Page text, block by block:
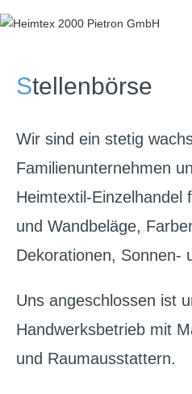
Stellenbörse
Wir sind ein stetig
Familienunternehmen
Heimtextil-Einzelhandel
und Wandbeläge,
Dekorationen, Sonnen-
Uns angeschlossen ist
Handwerksbetrieb mit
und Raumausstattern.